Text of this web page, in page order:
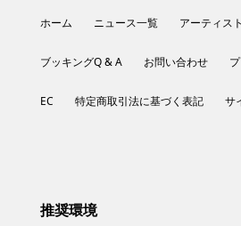
ホーム ニュース一覧 アーティス
ブッキングQ & A お問い合わせ
EC 特定商取引法に基づく表記 サ
推奨環境